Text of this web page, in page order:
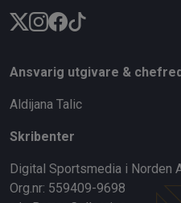
Ansvarig utgivare &
Aldijana Talic
Skribenter
Digital Sportsmedia i Norden
Org.nr: 559409-9698